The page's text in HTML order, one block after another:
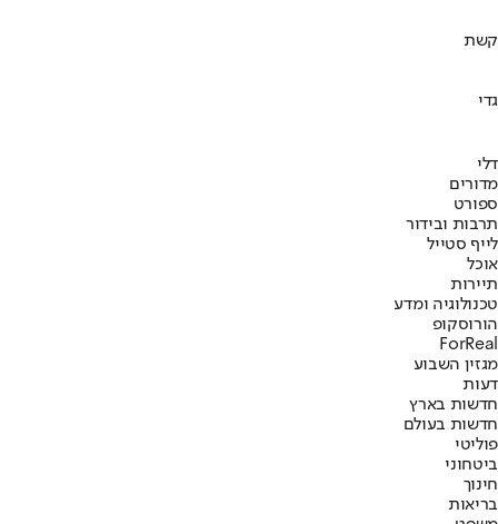
קשת
גדי
דלי
מדורים
ספורט
תרבות ובידור
לייף סטייל
אוכל
תיירות
טכנולוגיה ומדע
הורוסקופ
ForReal
מגזין השבוע
דעות
חדשות בארץ
חדשות בעולם
פוליטי
ביטחוני
חינוך
בריאות